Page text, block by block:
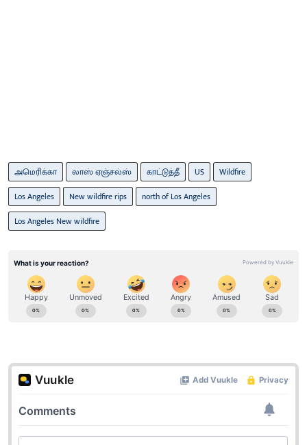
அமெரிக்கா லாஸ் ஏஞ்சல்ஸ் காட்டுத்தீ US
Wildfire
Los Angeles
New wildfire rips
north of Los Angeles
Los Angeles New wildfire